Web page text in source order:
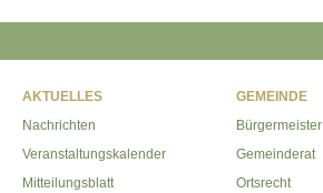
AKTUELLES
Nachrichten
Veranstaltungskalender
Mitteilungsblatt
GEMEINDE
Bürgermeister
Gemeinderat
Ortsrecht